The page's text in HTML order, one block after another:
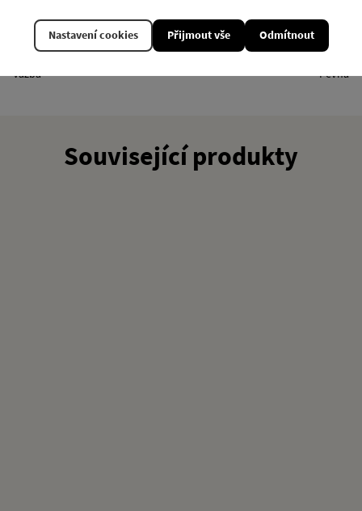
Vazba Pevná
Související produkty
Odmítnout
Nastavení cookies Přijmout vše